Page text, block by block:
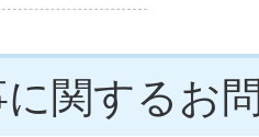
関するお